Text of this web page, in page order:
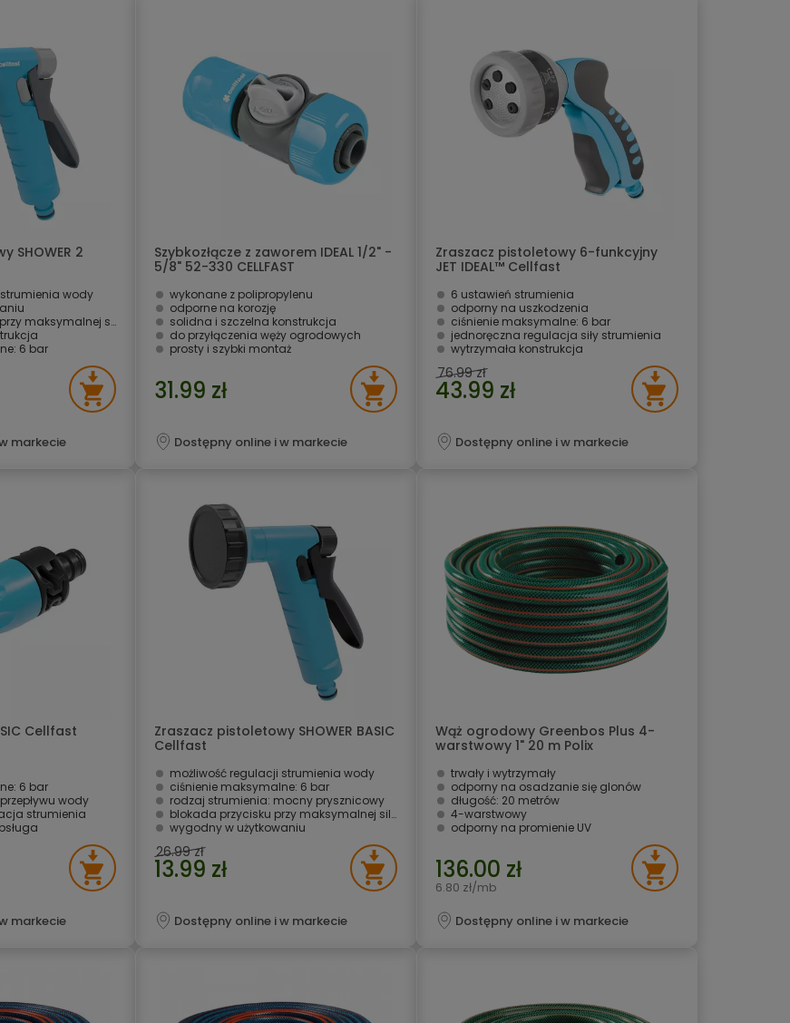
SHOWER 2
wody
sile strumienia
6 bar
markecie
Szybkozłącze z zaworem IDEAL 1/2" -
5/8" 52-330 CELLFAST
wykonane z polipropylenu
odporne na korozję
solidna i szczelna konstrukcja
do przyłączenia węży ogrodowych
prosty i szybki montaż
31.99 zł
Dostępny online i w markecie
Zraszacz pistoletowy 6-funkcyjny
JET IDEAL™ Cellfast
6 ustawień strumienia
odporny na uszkodzenia
ciśnienie maksymalne: 6 bar
jednoręczna regulacja siły strumienia
wytrzymała konstrukcja
76.99 zł
43.99 zł
Dostępny online i w markecie
Cellfast
6 bar
wody
strumienia
markecie
Zraszacz pistoletowy SHOWER BASIC
Cellfast
możliwość regulacji strumienia wody
ciśnienie maksymalne: 6 bar
rodzaj strumienia: mocny prysznicowy
blokada przycisku przy maksymalnej sile strumienia
wygodny w użytkowaniu
26.99 zł
13.99 zł
Dostępny online i w markecie
Wąż ogrodowy Greenbos Plus 4-
warstwowy 1" 20 m Polix
trwały i wytrzymały
odporny na osadzanie się glonów
długość: 20 metrów
4-warstwowy
odporny na promienie UV
136.00 zł
6.80 zł/mb
Dostępny online i w markecie